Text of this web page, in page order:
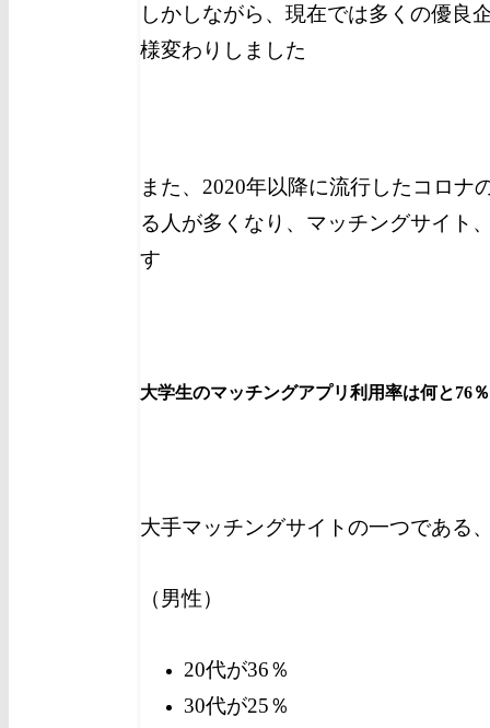
しかしながら、現在では多くの優良
様変わりしました
また、2020年以降に流行したコロナ
る人が多くなり、マッチングサイト
す
大学生のマッチングアプリ利用率は何と76
大手マッチングサイトの一つである
（男性）
20代が36％
30代が25％